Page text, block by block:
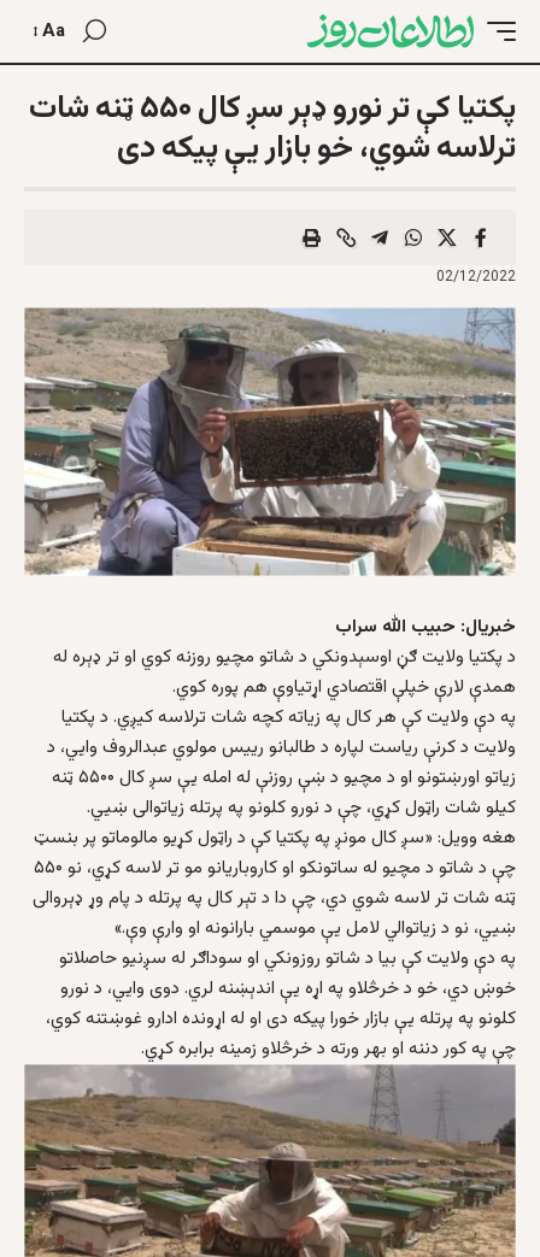
Aa
پکتیا کې تر نورو ډېر سږ کال ۵۵۰ ټنه شات
ترلاسه شوي، خو بازار یې پیکه دی
02/12/2022
خبریال: حبیب الله سراب
د پکتیا ولایت ګڼ اوسېدونکي د شاتو مچیو روزنه کوي او تر ډېره له
همدې لارې خپلې اقتصادي اړتیاوې هم پوره کوي.
په دې ولایت کې هر کال په زیاته کچه شات ترلاسه کیږي. د پکتیا
ولایت د کرنې ریاست لپاره د طالبانو رییس مولوي عبدالروف وايي، د
زیاتو اورښتونو او د مچیو د ښې روزنې له امله یې سږ کال ۵۵۰۰ ټنه
کیلو شات راټول کړي، چې د نورو کلونو په پرتله زیاتوالی ښيي.
هغه وویل: «سږ کال مونږ په پکتیا کې د راټول کړیو مالوماتو پر بنسټ
چې د شاتو د مچیو له ساتونکو او کاروباریانو مو تر لاسه کړي، نو ۵۵۰
ټنه شات تر لاسه شوي دي، چې دا د تېر کال په پرتله د پام وړ ډېروالی
ښيي، نو د زیاتوالي لامل یې موسمي بارانونه او وارې وې.»
په دې ولایت کې بیا د شاتو روزونکي او سوداګر له سږنیو حاصلاتو
خوښ دي، خو د خرڅلاو په اړه یې اندېښنه لري. دوی وايي، د نورو
کلونو په پرتله یې بازار خورا پیکه دی او له اړونده ادارو غوښتنه کوي،
چې په کور دننه او بهر ورته د خرڅلاو زمینه برابره کړي.